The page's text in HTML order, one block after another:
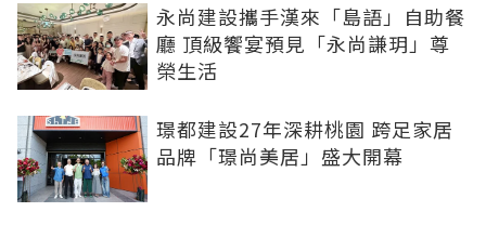
永尚建設攜手漢來「島語」自助餐
廳 頂級饗宴預見「永尚謙玥」尊
榮生活
璟都建設27年深耕桃園 跨足家居
品牌「璟尚美居」盛大開幕